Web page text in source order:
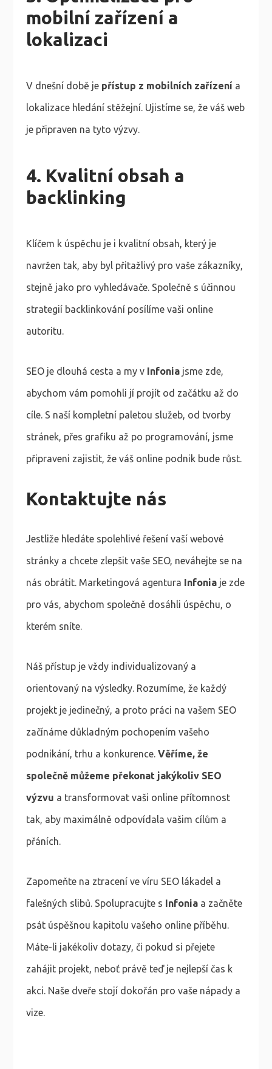
mobilní zařízení a
lokalizaci
V dnešní době je přístup z mobilních zařízení a
lokalizace hledání stěžejní. Ujistíme se, že váš web
je připraven na tyto výzvy.
4. Kvalitní obsah a
backlinking
Klíčem k úspěchu je i kvalitní obsah, který je
navržen tak, aby byl přitažlivý pro vaše zákazníky,
stejně jako pro vyhledávače. Společně s účinnou
strategií backlinkování posílíme vaši online
autoritu.
SEO je dlouhá cesta a my v Infoniajsme zde,
abychom vám pomohli jí projít od začátku až do
cíle. S naší kompletní paletou služeb, od tvorby
stránek, přes grafiku až po programování, jsme
připraveni zajistit, že váš online podnik bude růst.
Kontaktujte nás
Jestliže hledáte spolehlivé řešení vaší webové
stránky a chcete zlepšit vaše SEO, neváhejte se na
nás obrátit. Marketingová agentura Infoniaje zde
pro vás, abychom společně dosáhli úspěchu, o
kterém sníte.
Náš přístup je vždy individualizovaný a
orientovaný na výsledky. Rozumíme, že každý
projekt je jedinečný, a proto práci na vašem SEO
začínáme důkladným pochopením vašeho
podnikání, trhu a konkurence. Věříme, že
společně můžeme překonat jakýkoliv SEO
výzvu a transformovat vaši online přítomnost
tak, aby maximálně odpovídala vašim cílům a
přáních.
Zapomeňte na ztracení ve víru SEO lákadel a
falešných slibů. Spolupracujte s Infoniaa začněte
psát úspěšnou kapitolu vašeho online příběhu.
Máte-li jakékoliv dotazy, či pokud si přejete
zahájit projekt, neboť právě teď je nejlepší čas k
akci. Naše dveře stojí dokořán pro vaše nápady a
vize.